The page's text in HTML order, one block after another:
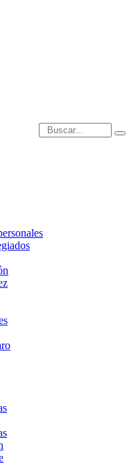
Introduce términos de